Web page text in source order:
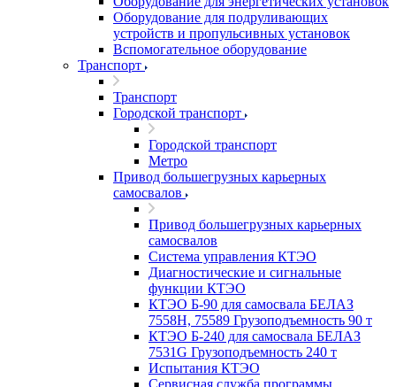
Оборудование для подруливающих
устройств и пропульсивных установок
Вспомогательное оборудование
Транспорт
Транспорт
Городской транспорт
Городской транспорт
Метро
Привод большегрузных карьерных
самосвалов
Привод большегрузных карьерных
самосвалов
Система управления КТЭО
Диагностические и сигнальные
функции КТЭО
КТЭО Б-90 для самосвала БЕЛАЗ
7558H, 75589 Грузоподъемность 90 т
КТЭО Б-240 для самосвала БЕЛАЗ
7531G Грузоподъемность 240 т
Испытания КТЭО
Сервисная служба программы